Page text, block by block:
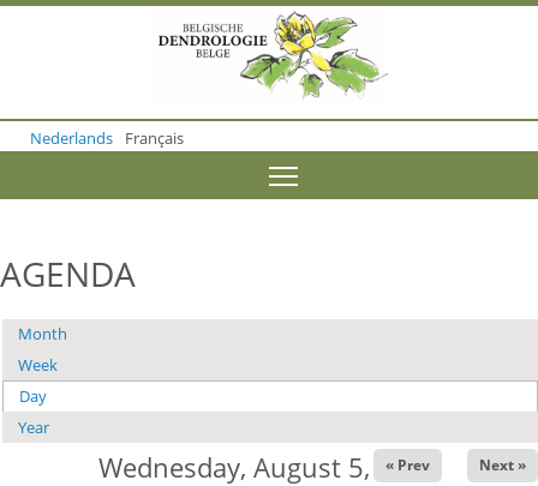
o
m
n
e
Nederlands Français
AGENDA
Primary
tabs
Month
Week
Day
Year
Wednesday, August 5, 2026
« Prev Next »